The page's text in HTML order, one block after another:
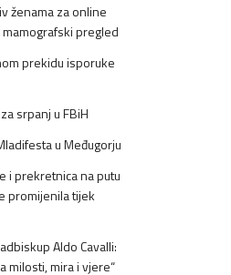
ženama za online
pregled
prekidu isporuke
srpanj u FBiH
u Međugorju
i prekretnica na putu
promijenila tijek
Aldo Cavalli:
milosti, mira i vjere“